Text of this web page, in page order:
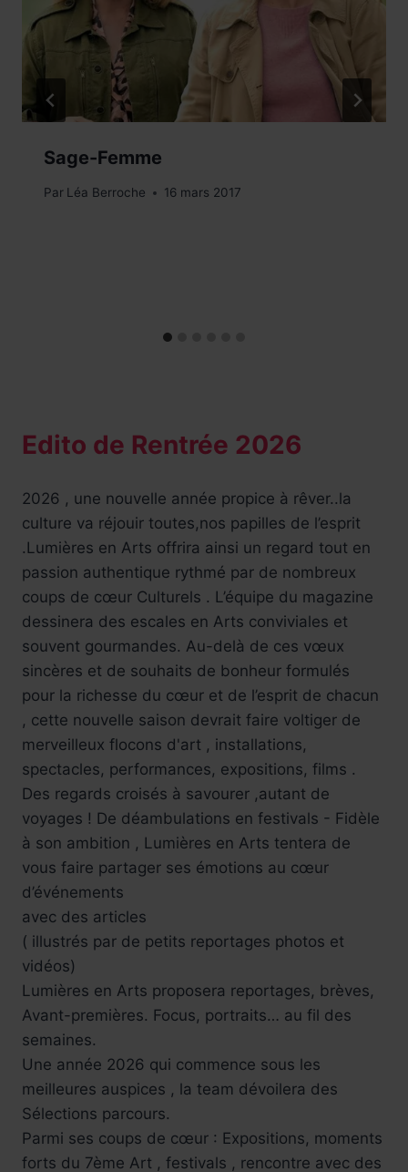
Sage-Femme
Par Léa Berroche 16 mars 2017
Edito de Rentrée 2026
2026 , une nouvelle année propice à rêver..la
culture va réjouir toutes,nos papilles de l’esprit
.Lumières en Arts offrira ainsi un regard tout en
passion authentique rythmé par de nombreux
coups de cœur Culturels . L’équipe du magazine
dessinera des escales en Arts conviviales et
souvent gourmandes. Au-delà de ces vœux
sincères et de souhaits de bonheur formulés
pour la richesse du cœur et de l’esprit de chacun
, cette nouvelle saison devrait faire voltiger de
merveilleux flocons d'art , installations,
spectacles, performances, expositions, films .
Des regards croisés à savourer ,autant de
voyages ! De déambulations en festivals - Fidèle
à son ambition , Lumières en Arts tentera de
vous faire partager ses émotions au cœur
d’événements
avec des articles
( illustrés par de petits reportages photos et
vidéos)
Lumières en Arts proposera reportages, brèves,
Avant-premières. Focus, portraits… au fil des
semaines.
Une année 2026 qui commence sous les
meilleures auspices , la team dévoilera des
Sélections parcours.
Parmi ses coups de cœur : Expositions, moments
forts du 7ème Art , festivals , rencontre avec des